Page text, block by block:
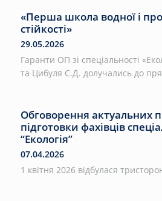
«Перша школа водної і
стійкості»
29.05.2026
Гаранти ОП зі спеціальності
та Цибуля С.Д. долучались до
Обговорення актуальних
підготовки фахівців
“Екологія”
07.04.2026
1 квітня 2026 відбулася